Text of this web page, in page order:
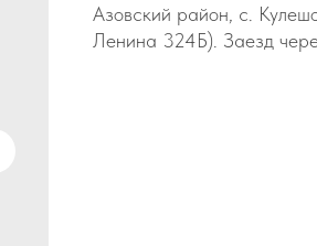
Азовский район, с.
Ленина 324Б). Заезд